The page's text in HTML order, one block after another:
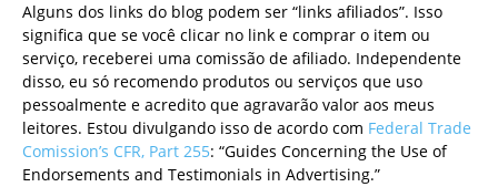
Alguns dos links do blog podem ser “links afiliados”. Isso
significa que se você clicar no link e comprar o item ou
serviço, receberei uma comissão de afiliado. Independente
disso, eu só recomendo produtos ou serviços que uso
pessoalmente e acredito que agravarão valor aos meus
leitores. Estou divulgando isso de acordo com Federal Trade
Comission’s CFR, Part 255: “Guides Concerning the Use of
Endorsements and Testimonials in Advertising.”